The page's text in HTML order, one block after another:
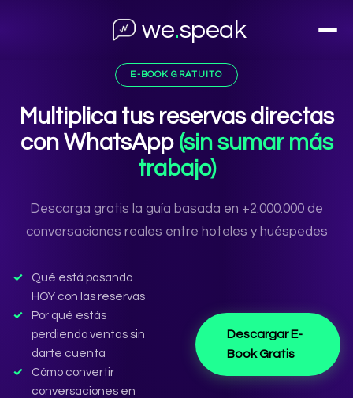
we.speak
E-BOOK GRATUITO
Multiplica tus reservas directas
con WhatsApp (sin sumar más
trabajo)
Descarga gratis la guía basada en +2.000.000 de
conversaciones reales entre hoteles y huéspedes
Qué está pasando
HOY con las reservas
Por qué estás
perdiendo ventas sin
darte cuenta
Cómo convertir
conversaciones en
Descargar E-
Book Gratis